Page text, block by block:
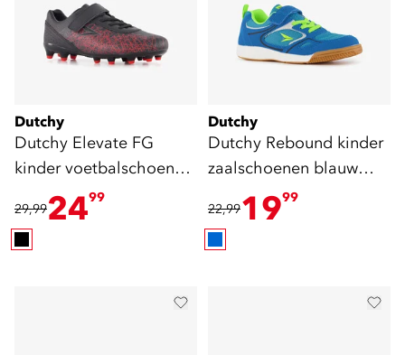
Dutchy
Dutchy Elevate FG
kinder voetbalschoenen
zwart rood
29,992499
Dutchy
Dutchy Rebound kinder
zaalschoenen blauw
groen
22,991999